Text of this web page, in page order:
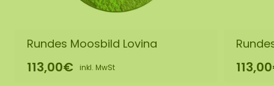
Rundes Moosbild Lovina
113,00€ inkl. MwSt